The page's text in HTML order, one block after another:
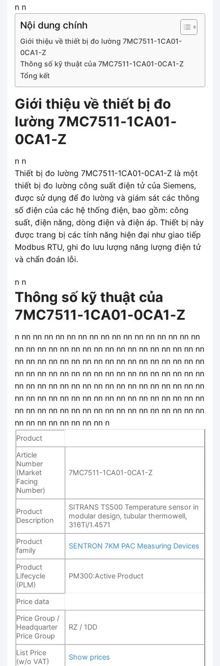
n n
Nội dung chính
Giới thiệu về thiết bị đo lường 7MC7511-1CA01-
0CA1-Z
Thông số kỹ thuật của 7MC7511-1CA01-0CA1-Z
Tổng kết
Giới thiệu về thiết bị đo
lường 7MC7511-1CA01-
0CA1-Z
n n
Thiết bị đo lường 7MC7511-1CA01-0CA1-Z là một
thiết bị đo lường công suất điện tử của Siemens,
được sử dụng để đo lường và giám sát các thông
số điện của các hệ thống điện, bao gồm: công
suất, điện năng, dòng điện và điện áp. Thiết bị này
được trang bị các tính năng hiện đại như giao tiếp
Modbus RTU, ghi đo lưu lượng năng lượng điện tử
và chẩn đoán lỗi.
n n
Thông số kỹ thuật của
7MC7511-1CA01-0CA1-Z
n nn nn nn nn nn nn nn nn nn nn nn nn nn nn nn nn
nn nn nn nn nn nn nn nn nn nn nn nn nn nn nn nn nn
nn nn nn nn nn nn nn nn nn nn nn nn nn nn nn nn nn
nn nn nn nn nn nn nn nn nn nn nn nn nn nn nn nn nn
nn nn nn nn nn nn nn nn nn nn nn nn nn nn nn nn nn
nn nn nn nn nn nn nn nn nn nn nn nn nn nn nn nn nn
nn nn nn nn nn nn nn nn nn nn nn nn nn nn nn nn nn
nn nn nn nn nn nn nn nn n
Product
Article
Number
(Market
Facing
Number)
7MC7511-1CA01-0CA1-Z
Product
Description
SITRANS TS500 Temperature sensor in
modular design, tubular thermowell,
316Ti/1.4571
Product
family
SENTRON 7KM PAC Measuring Devices
Product
Lifecycle
(PLM)
PM300:Active Product
Price data
Price Group /
Headquarter
Price Group
RZ / 1DD
List Price
(w/o VAT)
Show prices